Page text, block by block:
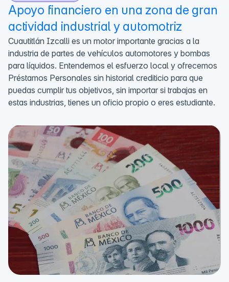
Apoyo financiero en una zona de gran
actividad industrial y automotriz
Cuautitlán Izcalli es un motor importante gracias a la
industria de partes de vehículos automotores y bombas
para líquidos. Entendemos el esfuerzo local y ofrecemos
Préstamos Personales sin historial crediticio para que
puedas cumplir tus objetivos, sin importar si trabajas en
estas industrias, tienes un oficio propio o eres estudiante.